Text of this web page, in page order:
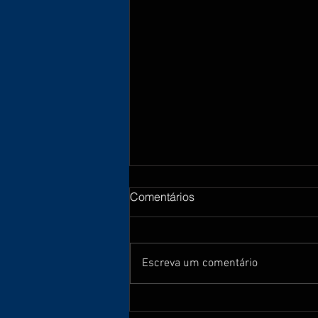
Comentários
Escreva um comentário